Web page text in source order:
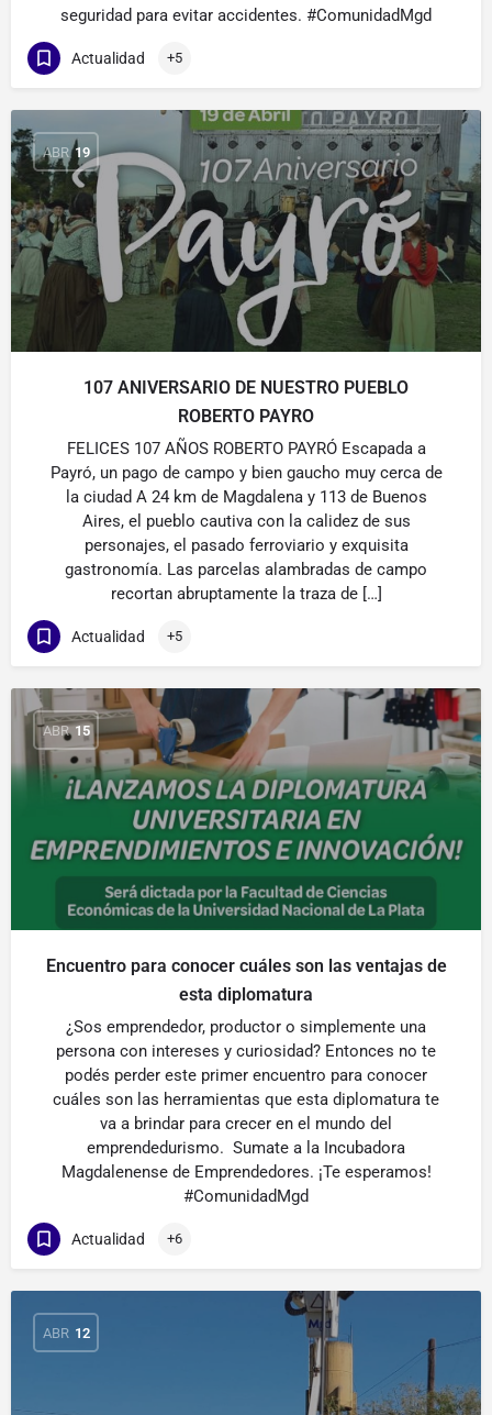
seguridad para evitar accidentes. #ComunidadMgd
Actualidad +5
ABR 19
107 ANIVERSARIO DE NUESTRO PUEBLO
ROBERTO PAYRO
FELICES 107 AÑOS ROBERTO PAYRÓ Escapada a
Payró, un pago de campo y bien gaucho muy cerca de
la ciudad A 24 km de Magdalena y 113 de Buenos
Aires, el pueblo cautiva con la calidez de sus
personajes, el pasado ferroviario y exquisita
gastronomía. Las parcelas alambradas de campo
recortan abruptamente la traza de […]
Actualidad +5
ABR 15
Encuentro para conocer cuáles son las ventajas de
esta diplomatura
¿Sos emprendedor, productor o simplemente una
persona con intereses y curiosidad? Entonces no te
podés perder este primer encuentro para conocer
cuáles son las herramientas que esta diplomatura te
va a brindar para crecer en el mundo del
emprendedurismo. Sumate a la Incubadora
Magdalenense de Emprendedores. ¡Te esperamos!
#ComunidadMgd
Actualidad +6
ABR 12